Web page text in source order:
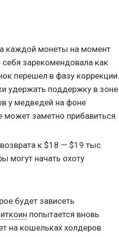
каждой монеты на момент
себя зарекомендовала как
перешел в фазу коррекции.
удержать поддержку в зоне
у медведей на фоне
заметно прибавиться.
к $18 — $19 тыс.
могут начать охоту
будет зависеть
попытается вновь
на кошельках холдеров